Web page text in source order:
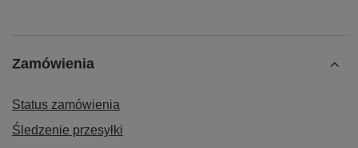
Zamówienia
Status zamówienia
Śledzenie przesyłki